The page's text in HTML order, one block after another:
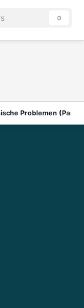
0
Problemen